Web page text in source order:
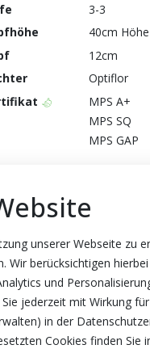
3-3
40cm Höhe
12cm
Optiflor
MPS A+
MPS SQ
MPS GAP
unserer Webseite zu
Wir berücksichtigen
und
jederzeit mit Wirkung
in der
Cookies finden Sie